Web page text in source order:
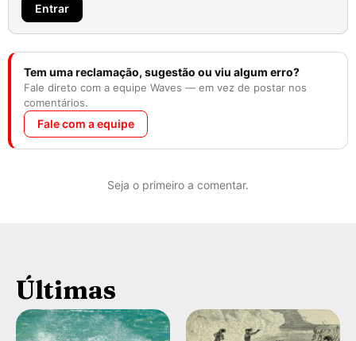
Entrar
Tem uma reclamação, sugestão ou viu algum erro?
Fale direto com a equipe Waves — em vez de postar nos
comentários.
Fale com a equipe
Seja o primeiro a comentar.
Últimas